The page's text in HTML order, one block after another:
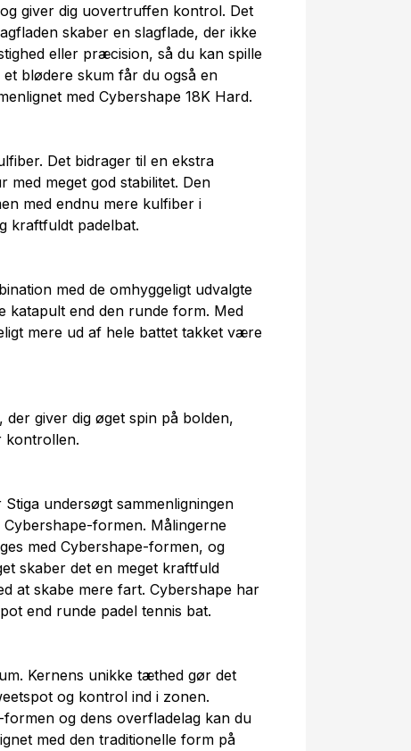
giver dig uovertruffen kontrol. Det
skaber en slagflade, der ikke
eller præcision, så du kan spille
et blødere skum får du også en
med Cybershape 18K Hard.
Det bidrager til en ekstra
med meget god stabilitet. Den
med endnu mere kulfiber i
kraftfuldt padelbat.
med de omhyggeligt udvalgte
katapult end den runde form. Med
mere ud af hele battet takket være
der giver dig øget spin på bolden,
kontrollen.
undersøgt sammenligningen
formen. Målingerne
med Cybershape-formen, og
skaber det en meget kraftfuld
at skabe mere fart. Cybershape har
end runde padel tennis bat.
Kernens unikke tæthed gør det
og kontrol ind i zonen.
og dens overfladelag kan du
med den traditionelle form på